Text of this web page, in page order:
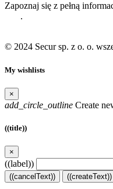
Zapoznaj się z pełną
.
© 2024 Secur sp. z o. o.
My wishlists
×
add_circle_outline Create
((title))
×
((label))
((cancelText)) ((createText))